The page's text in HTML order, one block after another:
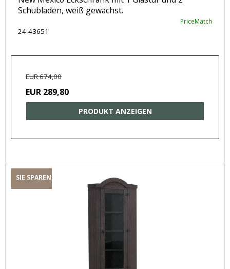
Schubladen, weiß gewachst.
PriceMatch
24-43651
EUR 674,00
EUR 289,80
PRODUKT ANZEIGEN
SIE SPAREN